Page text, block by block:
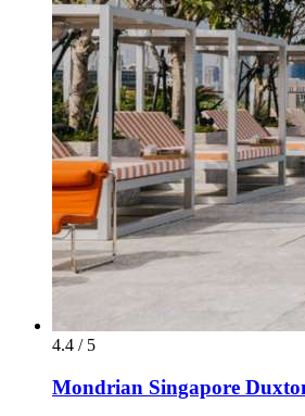
4.4 / 5
Mondrian Singapore